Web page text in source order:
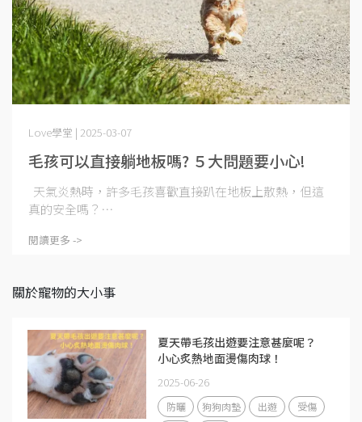
毛孩可以直接躺地板嗎? ５大問題要小心!
Love學堂 | 2025-03-07
天氣炎熱時，許多毛孩喜歡直接趴在地板上散熱，但這
真的安全嗎？⋯
閱讀更多 ->
關於寵物的大小事
夏天帶毛孩出遊要注意甚麼呢？
小心炙熱地面燙傷肉球！
2025-06-26
防曬 狗狗肉墊 出遊
受傷